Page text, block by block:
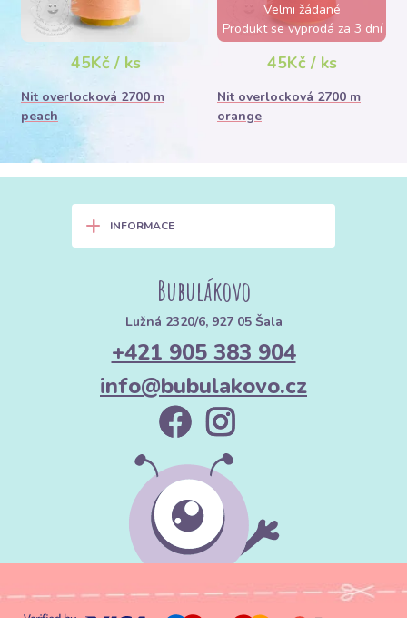
45Kč / ks
Nit overlocková 2700 m
peach
Velmi žádané
Produkt se vyprodá za 3 dní
45Kč / ks
Nit overlocková 2700 m
orange
+ INFORMACE
Bubulákovo
Lužná 2320/6, 927 05 Šala
+421 905 383 904
info@bubulakovo.cz